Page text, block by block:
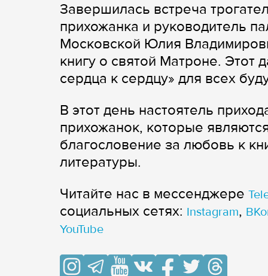
Завершилась встреча
прихожанка и руководитель
Московской Юлия
книгу о святой Матроне. Этот
сердца к сердцу» для всех
В этот день настоятель
прихожанок, которые
благословение за любовь к
литературы.
Читайте нас в мессенджере
cоциальных сетях: Instagram,
YouTube